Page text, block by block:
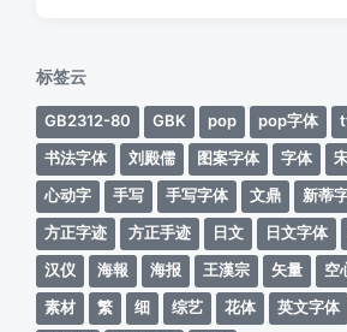
标签云
GB2312-80 GBK pop pop字体
书法字体
刘殿儒 图案字体 字体
心动字
手写 手写字体 文鼎 新蒂
方正字迹
方正手迹 日文 日文字体
汉仪
海報 海报 王漢宗 矢量 空
素材
繁 细 综艺 花体 英文字体